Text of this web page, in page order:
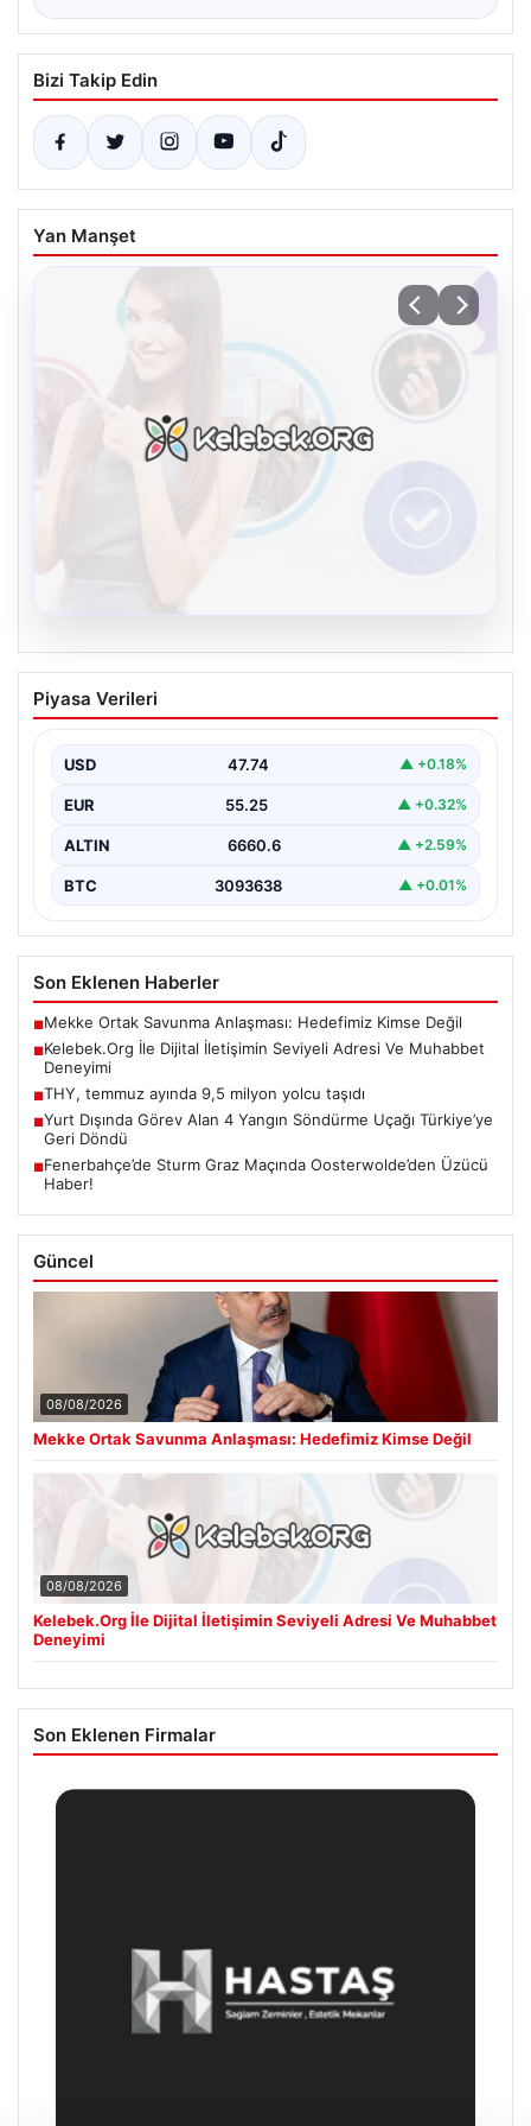
Bizi Takip Edin
Yan Manşet
Kelebek.Org İle Dijital İletişimin Seviyeli
Adresi Ve Muhabbet Deneyimi
kurması kritik bir hassasiyet taşımaktadır. Halen pek…
Piyasa Verileri
USD 47.74 ▲ +0.18%
EUR 55.25 ▲ +0.32%
ALTIN 6660.6 ▲ +2.59%
BTC 3093638 ▲ +0.01%
Son Eklenen Haberler
■Mekke Ortak Savunma Anlaşması: Hedefimiz Kimse Değil
■Kelebek.Org İle Dijital İletişimin Seviyeli Adresi Ve Muhabbet
Deneyimi
■THY, temmuz ayında 9,5 milyon yolcu taşıdı
■Yurt Dışında Görev Alan 4 Yangın Söndürme Uçağı Türkiye’ye
Geri Döndü
■Fenerbahçe’de Sturm Graz Maçında Oosterwolde’den Üzücü
Haber!
Güncel
08/08/2026
Mekke Ortak Savunma Anlaşması: Hedefimiz Kimse Değil
08/08/2026
Kelebek.Org İle Dijital İletişimin Seviyeli Adresi Ve Muhabbet
Deneyimi
Son Eklenen Firmalar